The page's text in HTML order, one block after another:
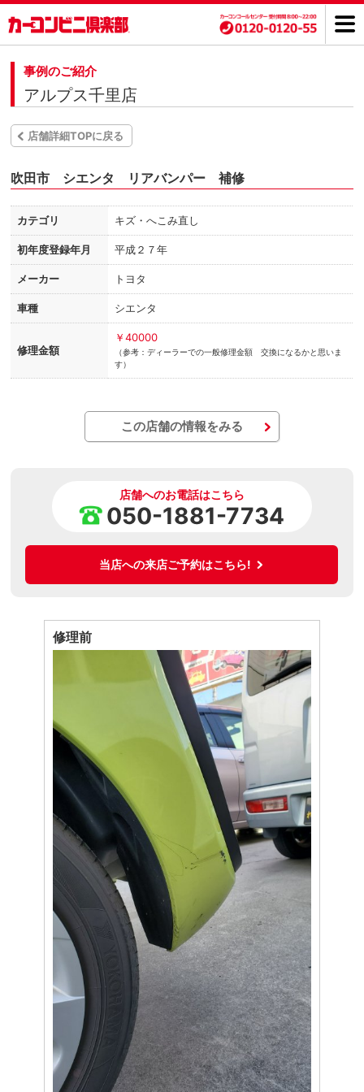
事例のご紹介
アルプス千里店
店舗詳細TOPに戻る
吹田市 シエンタ リアバンパー 補修
カテゴリ キズ・へこみ直し
初年度登録年月 平成２７年
メーカー トヨタ
車種 シエンタ
修理金額
￥40000
（参考：ディーラーでの一般修理金額 交換になるかと思いま
す）
この店舗の情報をみる
店舗へのお電話はこちら
050-1881-7734
当店への来店ご予約はこちら!
修理前